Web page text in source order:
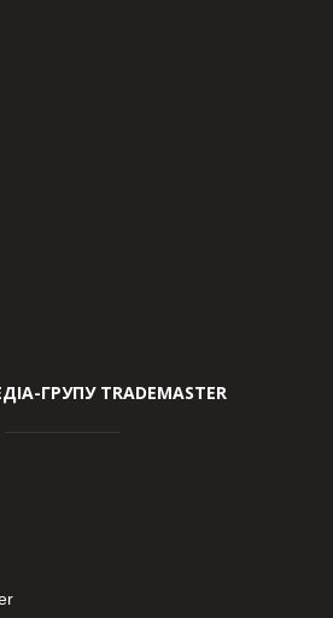
ГРУПУ TRADEMASTER